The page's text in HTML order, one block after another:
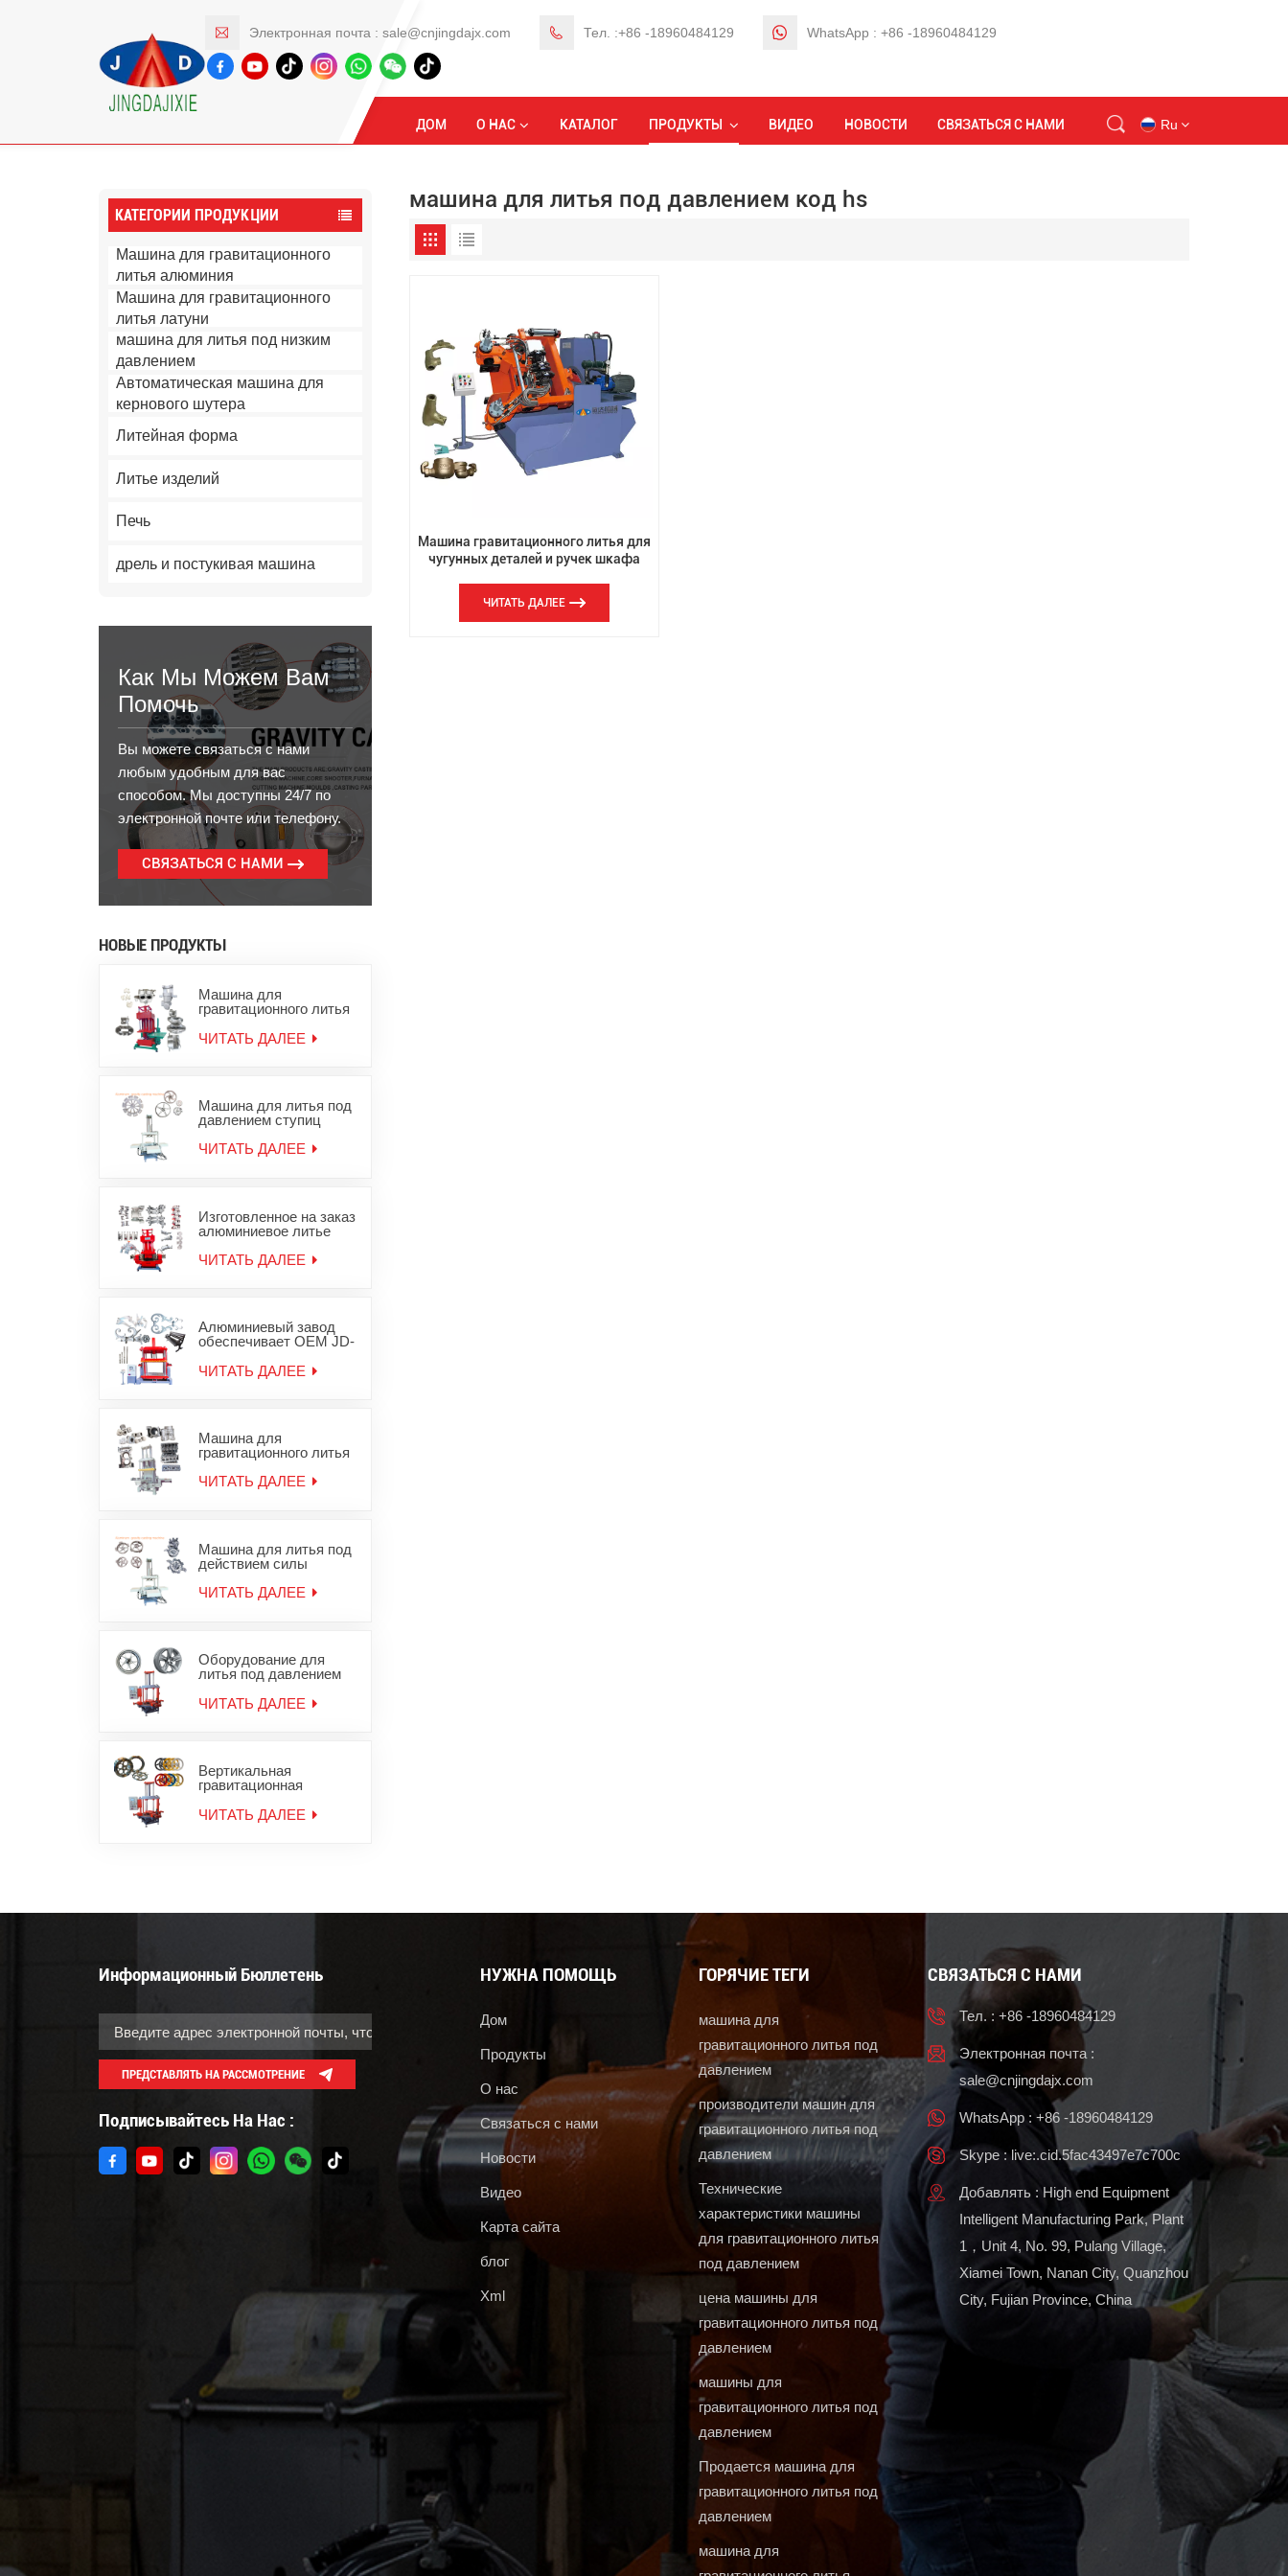
Электронная почта : sale@cnjingdajx.com Тел. :+86 -18960484129 WhatsApp : +86 -18960484129
ДОМ О НАС КАТАЛОГ ПРОДУКТЫ ВИДЕО НОВОСТИ СВЯЗАТЬСЯ С НАМИ Ru
Продукты машина для литья под давлением код hs
КАТЕГОРИИ ПРОДУКЦИИ
Машина для гравитационного
литья алюминия
Машина для гравитационного
литья латуни
машина для литья под низким
давлением
Автоматическая машина для
кернового шутера
Литейная форма
Литье изделий
Печь
дрель и постукивая машина
Как Мы Можем Вам
Помочь
Вы можете связаться с нами
любым удобным для вас
способом. Мы доступны 24/7 по
электронной почте или телефону.
СВЯЗАТЬСЯ С НАМИ
НОВЫЕ ПРОДУКТЫ
Машина для
гравитационного литья
алюминиевых слитков
для цинковых
ЧИТАТЬ ДАЛЕЕ
Машина для литья под
давлением ступиц
сплава
ЧИТАТЬ ДАЛЕЕ
Изготовленное на заказ
алюминиевое литье
оборудование для
ЧИТАТЬ ДАЛЕЕ
Алюминиевый завод
обеспечивает OEM JD-
гравитационного литья
деталей для литья под
ЧИТАТЬ ДАЛЕЕ
Машина для
гравитационного литья
алюминиевой головки
ЧИТАТЬ ДАЛЕЕ
Машина для литья под
действием силы
колесных дисков
ЧИТАТЬ ДАЛЕЕ
Оборудование для
литья под давлением
ЧИТАТЬ ДАЛЕЕ
Вертикальная
гравитационная
мотоциклетных колес
ЧИТАТЬ ДАЛЕЕ
машина для литья под давлением код hs
Машина гравитационного литья для
чугунных деталей и ручек шкафа
ЧИТАТЬ ДАЛЕЕ
Информационный Бюллетень
ПРЕДСТАВЛЯТЬ НА РАССМОТРЕНИЕ
Подписывайтесь На Нас :
НУЖНА ПОМОЩЬ
Дом
Продукты
О нас
Связаться с нами
Новости
Видео
Карта сайта
блог
Xml
ГОРЯЧИЕ ТЕГИ
машина для
гравитационного литья под
давлением
производители машин для
гравитационного литья под
давлением
Технические
характеристики машины
для гравитационного литья
под давлением
цена машины для
гравитационного литья под
давлением
машины для
гравитационного литья под
давлением
Продается машина для
гравитационного литья под
давлением
машина для
СВЯЗАТЬСЯ С НАМИ
Тел. : +86 -18960484129
Электронная почта :
sale@cnjingdajx.com
WhatsApp : +86 -18960484129
Skype : live:.cid.5fac43497e7c700c
Добавлять : High end Equipment
Intelligent Manufacturing Park, Plant
1，Unit 4, No. 99, Pulang Village,
Xiamei Town, Nanan City, Quanzhou
City, Fujian Province, China